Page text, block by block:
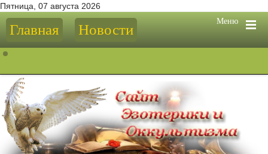
Пятница, 07 августа 2026
Меню
Главная Новости